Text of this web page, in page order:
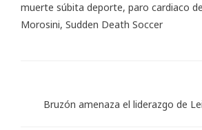
muerte súbita deporte, paro cardiaco
Morosini, Sudden Death Soccer
Bruzón amenaza el liderazgo de